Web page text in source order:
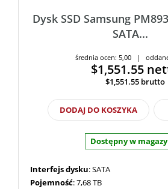
Dysk SSD Samsung
SATA...
średnia ocen: 5,00 | oddane
$1,551.55
$1,551.55 brutto
DODAJ DO KOSZYKA
Dostępny w
Interfejs dysku: SATA
Pojemność: 7,68 TB